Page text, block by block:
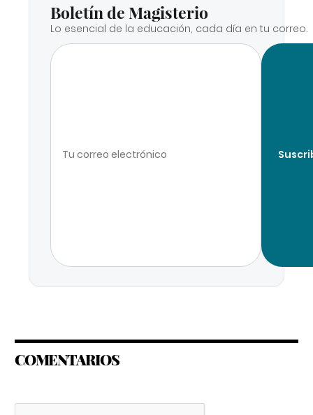
Boletín de Magisterio
Lo esencial de la educación, cada día en tu correo.
COMENTARIOS